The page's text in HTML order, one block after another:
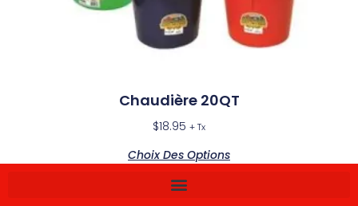
Chaudière 20QT
$18.95 + Tx
Choix Des Options